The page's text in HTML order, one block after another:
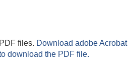
files. Download adobe Acrobat
download the PDF file.